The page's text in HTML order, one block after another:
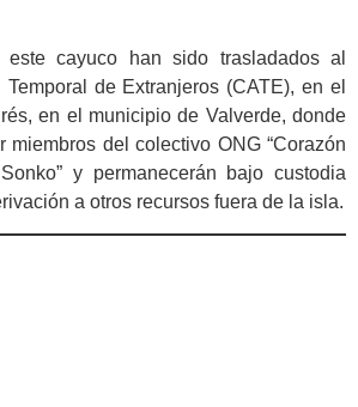
este cayuco han sido trasladados al
de Extranjeros (CATE), en el
en el municipio de Valverde, donde
miembros del colectivo ONG “Corazón
y permanecerán bajo custodia
a otros recursos fuera de la isla.